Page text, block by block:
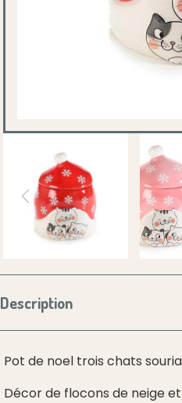
Description
Pot de noel trois chats
Décor de flocons de neige